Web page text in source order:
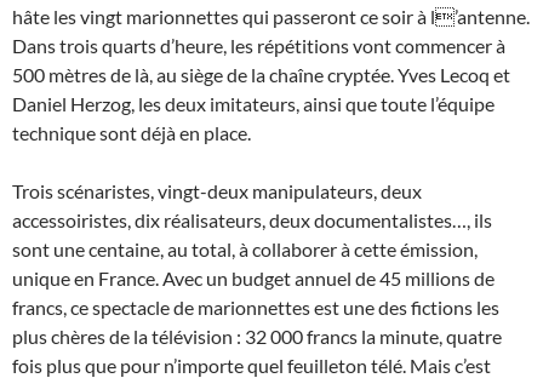
hâte les vingt marionnettes qui passeront ce soir à l’antenne.
Dans trois quarts d’heure, les répétitions vont commencer à
500 mètres de là, au siège de la chaîne cryptée. Yves Lecoq et
Daniel Herzog, les deux imitateurs, ainsi que toute l’équipe
technique sont déjà en place.
Trois scénaristes, vingt-deux manipulateurs, deux
accessoiristes, dix réalisateurs, deux documentalistes…, ils
sont une centaine, au total, à collaborer à cette émission,
unique en France. Avec un budget annuel de 45 millions de
francs, ce spectacle de marionnettes est une des fictions les
plus chères de la télévision : 32 000 francs la minute, quatre
fois plus que pour n’importe quel feuilleton télé. Mais c’est